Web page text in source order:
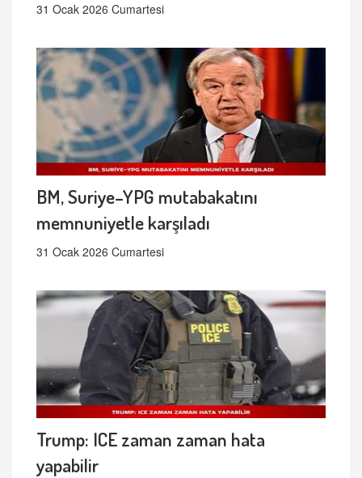
31 Ocak 2026 Cumartesi
BM, Suriye–YPG mutabakatını
memnuniyetle karşıladı
31 Ocak 2026 Cumartesi
Trump: ICE zaman zaman hata
yapabilir